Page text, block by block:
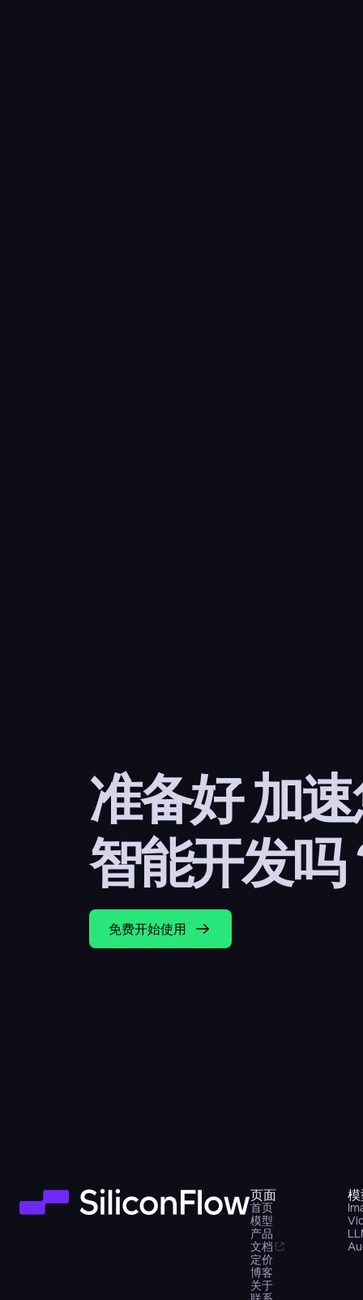
准备好 加
智能开发吗
免费开始使用
页面
首页
模型
产品
文档
定价
博客
关于